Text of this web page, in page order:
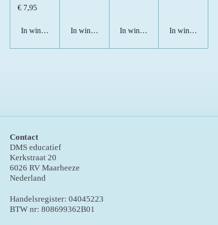
€ 7,95
In winkelwagen In winkelwagenIn winkelwagenIn
Contact
DMS educatief
Kerkstraat 20
6026 RV Maarheeze
Nederland
Handelsregister: 04045223
BTW nr: 808699362B01